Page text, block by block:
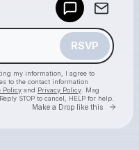
RSVP
my information, I agree to
to the contact information
Policy and Privacy Policy . Msg
STOP to cancel, HELP for help.
Make a Drop like this Go